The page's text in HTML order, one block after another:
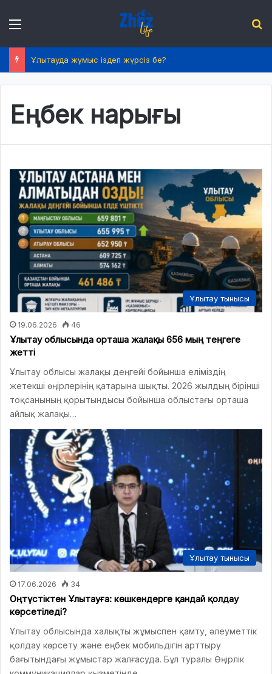
Ұлытауда жұмыс іздеп жүрсіз бе?
Еңбек нарығы
Ұлытау тынысы
19.06.2026 46
Ұлытау облысында орташа жалақы 656 мың теңгеге
жетті
Ұлытау облысы жалақы деңгейі бойынша еліміздің
жетекші өңірлерінің қатарына шықты. 2026 жылдың бірінші
тоқсанының қорытындысы бойынша облыстағы орташа
айлық жалақы…
Ұлытау тынысы
17.06.2026 34
Оңтүстіктен Ұлытауға: көшкендерге қандай қолдау
көрсетіледі?
Ұлытау облысында халықты жұмыспен қамту, әлеуметтік
қолдау көрсету және еңбек мобильдігін арттыру
бағытындағы жұмыстар жалғасуда. Бұл туралы Өңірлік